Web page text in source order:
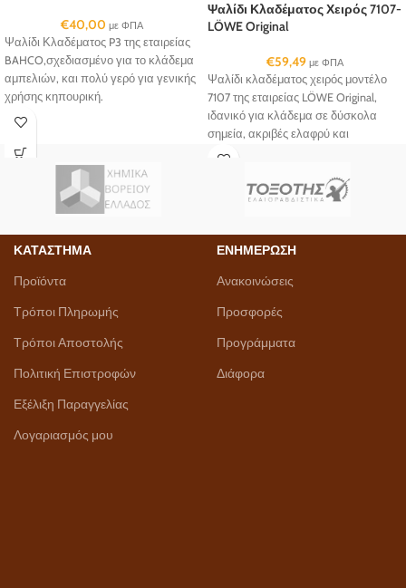
€40,00 με ΦΠΑ
Ψαλίδι Κλαδέματος P3 της εταιρείας
BAHCO,σχεδιασμένο για το κλάδεμα
αμπελιών, και πολύ γερό για γενικής
χρήσης κηπουρική.
Ψαλίδι Κλαδέματος Χειρός 7107-
LÖWE Original
€59,49 με ΦΠΑ
Ψαλίδι κλαδέματος χειρός μοντέλο
7107 της εταιρείας LÖWE Original,
ιδανικό για κλάδεμα σε δύσκολα
σημεία, ακριβές ελαφρύ και
ευέλικτο...
ΚΑΤΑΣΤΗΜΑ
Προϊόντα
Τρόποι Πληρωμής
Τρόποι Αποστολής
Πολιτική Επιστροφών
Εξέλιξη Παραγγελίας
Λογαριασμός μου
ΕΝΗΜΕΡΩΣΗ
Ανακοινώσεις
Προσφορές
Προγράμματα
Διάφορα